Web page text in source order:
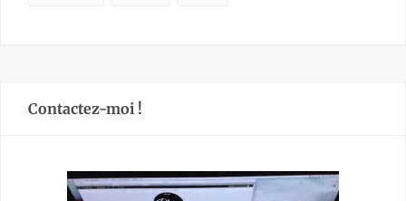
Contactez-moi !